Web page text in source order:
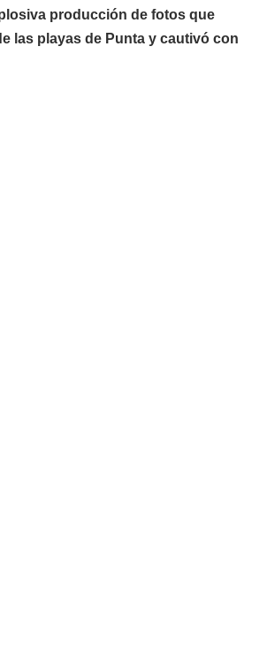
producción de fotos que
las playas de Punta y cautivó con